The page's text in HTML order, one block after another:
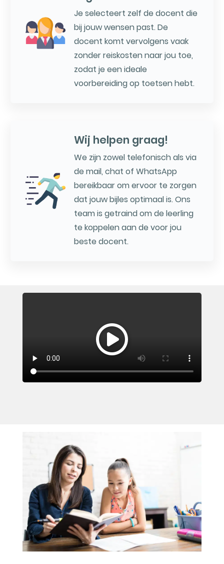
Je selecteert zelf de docent die
bij jouw wensen past. De
docent komt vervolgens vaak
zonder reiskosten naar jou toe,
zodat je een ideale
voorbereiding op toetsen hebt.
Wij helpen graag!
We zijn zowel telefonisch als via
de mail, chat of WhatsApp
bereikbaar om ervoor te zorgen
dat jouw bijles optimaal is. Ons
team is getraind om de leerling
te koppelen aan de voor jou
beste docent.